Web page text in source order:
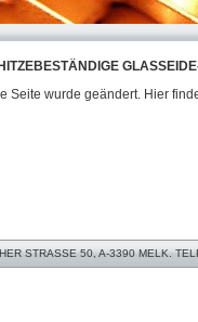
HITZEBESTÄNDIGE
Seite wurde geändert. Hier
STRASSE 50, A-3390 MELK.